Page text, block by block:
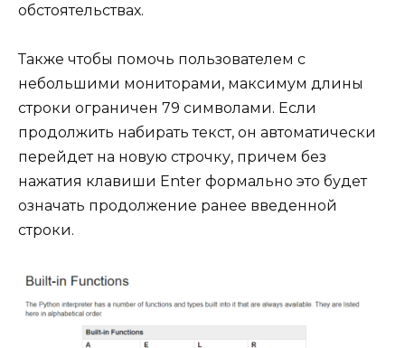
обстоятельствах.
Также чтобы помочь пользователем с
небольшими мониторами, максимум длины
строки ограничен 79 символами. Если
продолжить набирать текст, он автоматически
перейдет на новую строчку, причем без
нажатия клавиши Enter формально это будет
означать продолжение ранее введенной
строки.